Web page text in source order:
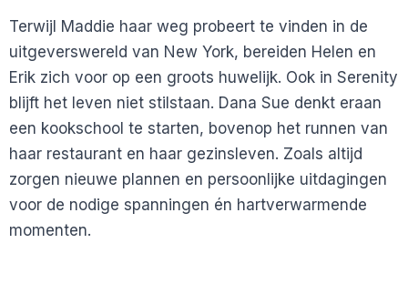
Terwijl Maddie haar weg probeert te vinden in de
uitgeverswereld van New York, bereiden Helen en
Erik zich voor op een groots huwelijk. Ook in Serenity
blijft het leven niet stilstaan. Dana Sue denkt eraan
een kookschool te starten, bovenop het runnen van
haar restaurant en haar gezinsleven. Zoals altijd
zorgen nieuwe plannen en persoonlijke uitdagingen
voor de nodige spanningen én hartverwarmende
momenten.